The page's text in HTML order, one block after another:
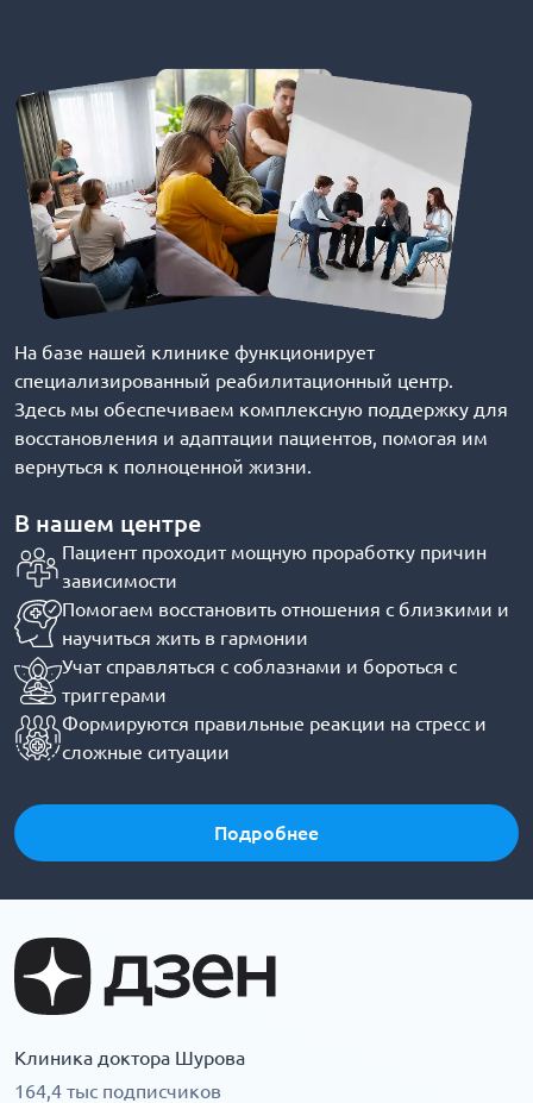
На базе нашей клинике функционирует
специализированный реабилитационный центр.
Здесь мы обеспечиваем комплексную поддержку для
восстановления и адаптации пациентов, помогая им
вернуться к полноценной жизни.
В нашем центре
Пациент проходит мощную проработку причин
зависимости
Помогаем восстановить отношения с близкими и
научиться жить в гармонии
Учат справляться с соблазнами и бороться с
триггерами
Формируются правильные реакции на стресс и
сложные ситуации
Подробнее
Клиника доктора Шурова
164,4 тыс подписчиков